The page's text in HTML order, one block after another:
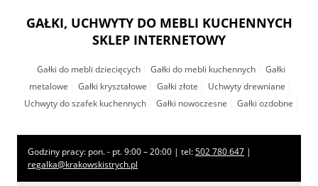
GAŁKI, UCHWYTY DO MEBLI KUCHENNYCH
SKLEP INTERNETOWY
Gałki do mebli dziecięcych Gałki do mebli kuchennych
Gałki
metalowe
Gałki kryształowe Gałki złote
Uchwyty drewniane
Uchwyty do szafek kuchennych
Gałki nowoczesne Gałki ozdobne
Godziny pracy: pon. - pt. 9:00 – 20:00 | tel:502 780 647 |
regalka@krakowskistrych.pl